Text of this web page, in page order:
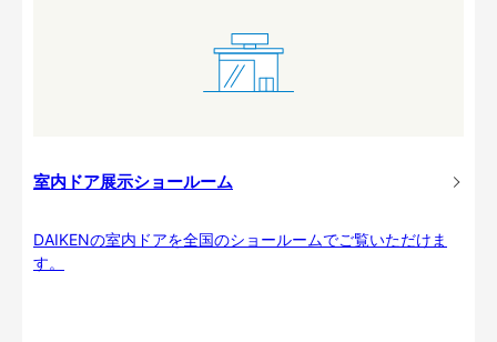
室内ドア展示ショールーム
DAIKENの室内ドアを全国のショールームでご覧いただけま
す。